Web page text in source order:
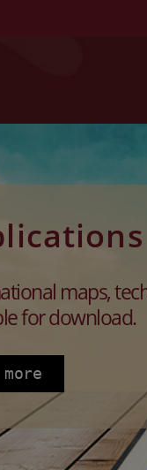
maps,
for download.